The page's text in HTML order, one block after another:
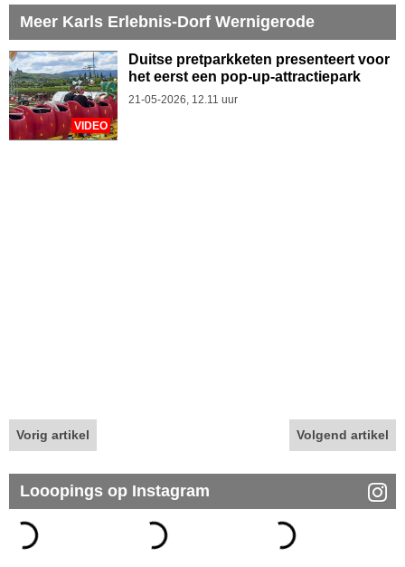
Meer Karls Erlebnis-Dorf Wernigerode
VIDEO
Duitse pretparkketen presenteert voor
het eerst een pop-up-attractiepark
21-05-2026, 12.11 uur
Vorig artikel Volgend artikel
Looopings op Instagram